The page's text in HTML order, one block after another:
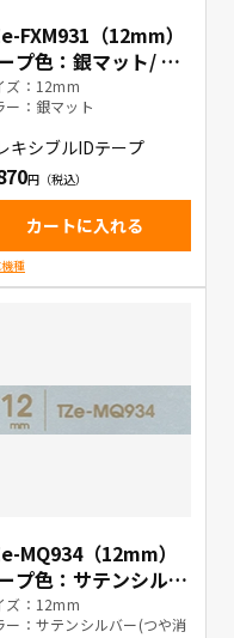
FXM931（12mm）
プ色：銀マット/ 黒
ズ：12mm
ー：銀マット
キシブルIDテープ
カートに入れる
種
MQ934（12mm）
プ色：サテンシルバ
や消し) / 金文字
ズ：12mm
ー：サテンシルバー(つや消